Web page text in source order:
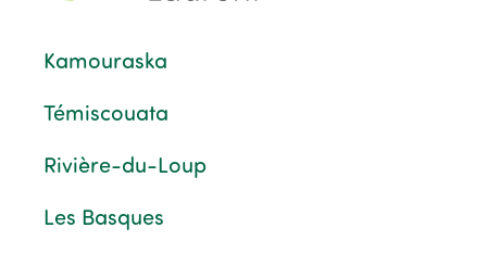
Kamouraska
Témiscouata
Rivière-du-Loup
Les Basques